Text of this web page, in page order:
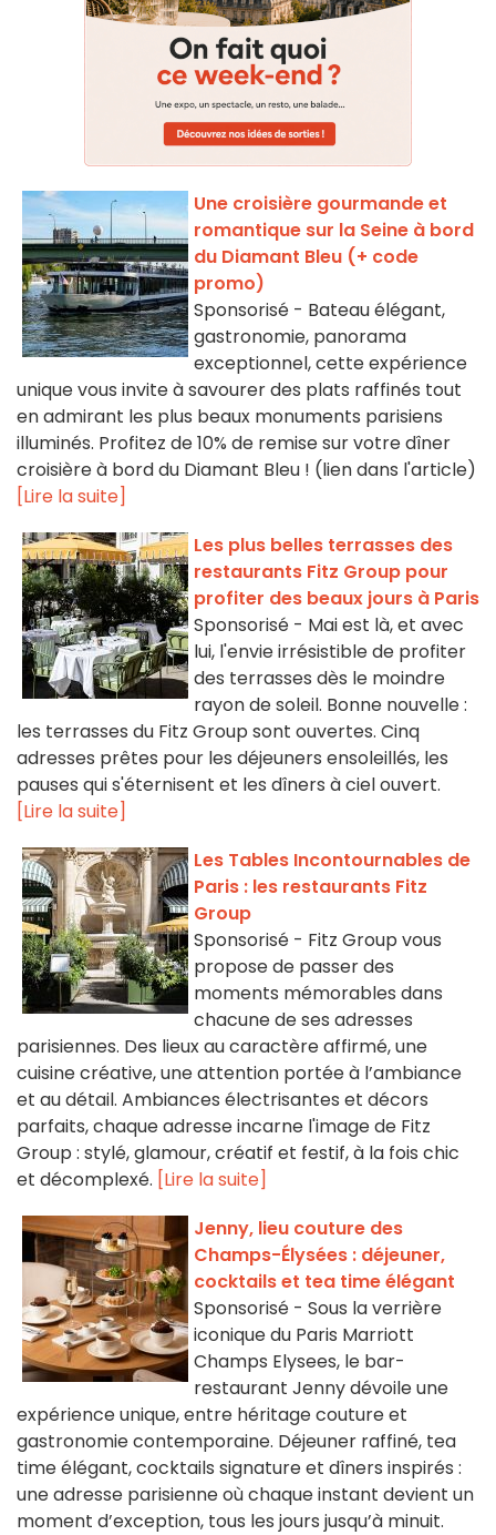
Une croisière gourmande et
romantique sur la Seine à bord
du Diamant Bleu (+ code
promo)
Sponsorisé - Bateau élégant,
gastronomie, panorama
exceptionnel, cette expérience
unique vous invite à savourer des plats raffinés tout
en admirant les plus beaux monuments parisiens
illuminés. Profitez de 10% de remise sur votre dîner
croisière à bord du Diamant Bleu ! (lien dans l'article)
[Lire la suite]
Les plus belles terrasses des
restaurants Fitz Group pour
profiter des beaux jours à Paris
Sponsorisé - Mai est là, et avec
lui, l'envie irrésistible de profiter
des terrasses dès le moindre
rayon de soleil. Bonne nouvelle :
les terrasses du Fitz Group sont ouvertes. Cinq
adresses prêtes pour les déjeuners ensoleillés, les
pauses qui s'éternisent et les dîners à ciel ouvert.
[Lire la suite]
Les Tables Incontournables de
Paris : les restaurants Fitz
Group
Sponsorisé - Fitz Group vous
propose de passer des
moments mémorables dans
chacune de ses adresses
parisiennes. Des lieux au caractère affirmé, une
cuisine créative, une attention portée à l’ambiance
et au détail. Ambiances électrisantes et décors
parfaits, chaque adresse incarne l'image de Fitz
Group : stylé, glamour, créatif et festif, à la fois chic
et décomplexé. [Lire la suite]
Jenny, lieu couture des
Champs-Élysées : déjeuner,
cocktails et tea time élégant
Sponsorisé - Sous la verrière
iconique du Paris Marriott
Champs Elysees, le bar-
restaurant Jenny dévoile une
expérience unique, entre héritage couture et
gastronomie contemporaine. Déjeuner raffiné, tea
time élégant, cocktails signature et dîners inspirés :
une adresse parisienne où chaque instant devient un
moment d’exception, tous les jours jusqu’à minuit.